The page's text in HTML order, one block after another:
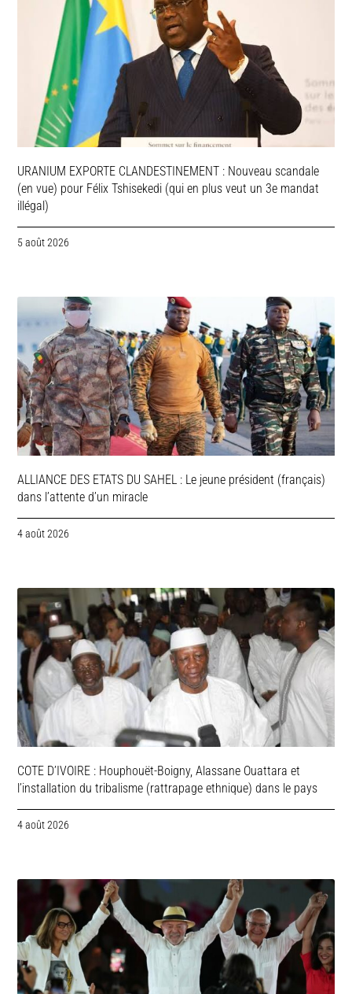
URANIUM EXPORTE CLANDESTINEMENT : Nouveau scandale
(en vue) pour Félix Tshisekedi (qui en plus veut un 3e mandat
illégal)
5 août 2026
ALLIANCE DES ETATS DU SAHEL : Le jeune président (français)
dans l’attente d’un miracle
4 août 2026
COTE D’IVOIRE : Houphouët-Boigny, Alassane Ouattara et
l’installation du tribalisme (rattrapage ethnique) dans le pays
4 août 2026